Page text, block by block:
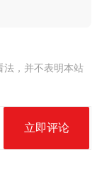
法，并不表明本站
立即评论